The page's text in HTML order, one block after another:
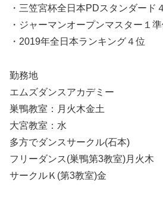
・三笠宮杯全日本PDスタンダード
・ジャーマンオープンマスター１
・2019年全日本ランキング４位
勤務地
エムズダンスアカデミー
巣鴨教室：月火木金土
大宮教室：水
多方でダンスサークル(石本)
フリーダンス(巣鴨第3教室)月火木
サークルＫ(第3教室)金